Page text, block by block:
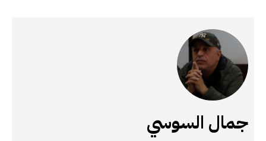
جمال السوسي